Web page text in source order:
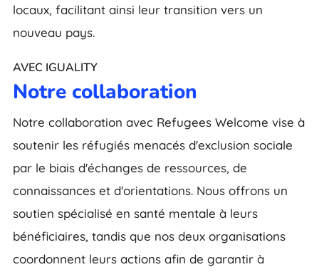
locaux, facilitant ainsi leur transition vers un
nouveau pays.
AVEC IGUALITY
Notre collaboration
Notre collaboration avec Refugees Welcome vise à
soutenir les réfugiés menacés d'exclusion sociale
par le biais d'échanges de ressources, de
connaissances et d'orientations. Nous offrons un
soutien spécialisé en santé mentale à leurs
bénéficiaires, tandis que nos deux organisations
coordonnent leurs actions afin de garantir à